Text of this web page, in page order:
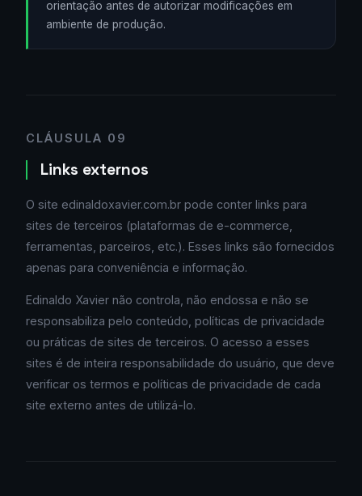
orientação antes de autorizar modificações em
ambiente de produção.
CLÁUSULA 09
Links externos
O site edinaldoxavier.com.br pode conter links para
sites de terceiros (plataformas de e-commerce,
ferramentas, parceiros, etc.). Esses links são fornecidos
apenas para conveniência e informação.
Edinaldo Xavier não controla, não endossa e não se
responsabiliza pelo conteúdo, políticas de privacidade
ou práticas de sites de terceiros. O acesso a esses
sites é de inteira responsabilidade do usuário, que deve
verificar os termos e políticas de privacidade de cada
site externo antes de utilizá-lo.